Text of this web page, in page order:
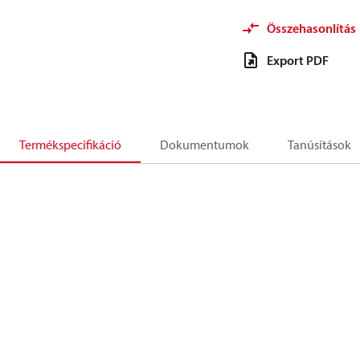
Összehasonlítás
Export PDF
Termékspecifikáció Dokumentumok Tanúsítások